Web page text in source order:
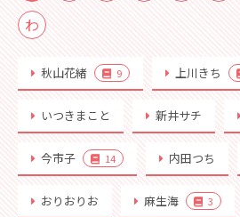
わ
秋山花緒 9 上川きち
いつきまこと 新井サチ
今市子 14 内田つち
おりおりお 麻生海 3